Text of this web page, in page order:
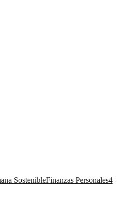
SostenibleFinanzas Personales4